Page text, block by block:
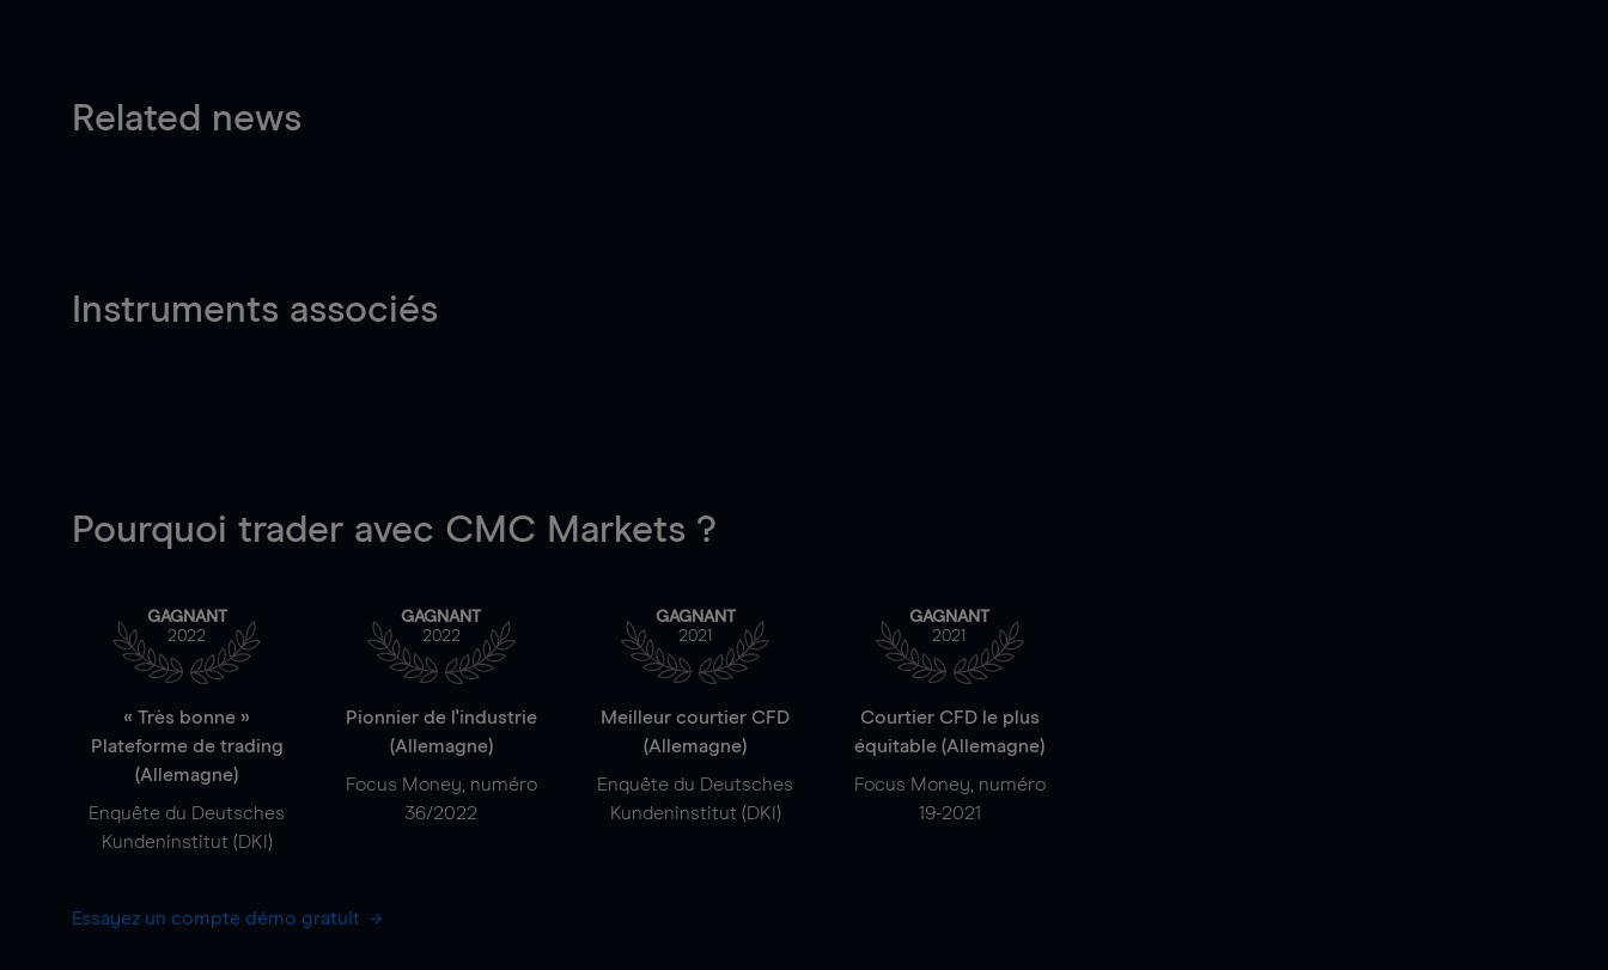
Related news
Instruments associés
Pourquoi trader avec CMC Markets ?
GAGNANT
2022
« Très bonne »
Plateforme de trading
(Allemagne)
Enquête du Deutsches
Kundeninstitut (DKI)
GAGNANT
2022
Pionnier de l'industrie
(Allemagne)
Focus Money, numéro
36/2022
GAGNANT
2021
Meilleur courtier CFD
(Allemagne)
Enquête du Deutsches
Kundeninstitut (DKI)
GAGNANT
2021
Courtier CFD le plus
équitable (Allemagne)
Focus Money, numéro
19-2021
Essayez un compte démo gratuit